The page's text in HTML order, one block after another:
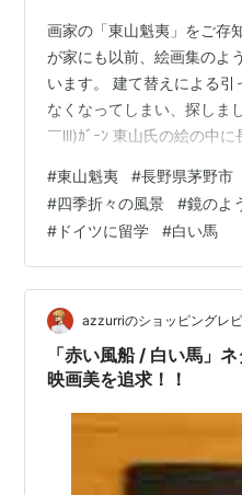
画家の「東山魁夷」をご存
が家にも以前、絵画集のよ
います。 建て替えによる
なくなってしまい、探しま
￣lll)ｶﾞｰﾝ 東山氏の絵の中
す。 タイトルは「緑響く」
https://www.art-wao.com/
せていただきました この御
して作られた人工的な池で
｢湯みち街道｣沿いの森の中
#東山魁夷 #長野県茅野市
#四季折々の風景 #鏡のよ
# ドイツに留学 #白い馬
azzurriのショッピングレ
「赤い風船 / 白い馬」
映画美を追求！！